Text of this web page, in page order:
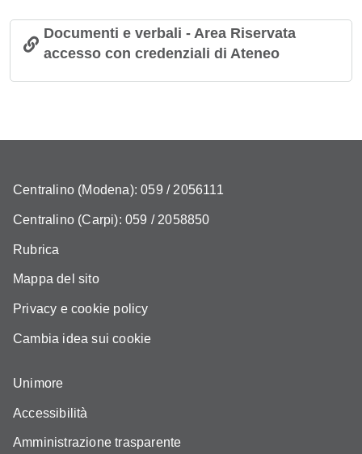
Documenti e verbali - Area Riservata
accesso con credenziali di Ateneo
Centralino (Modena): 059 / 2056111
Centralino (Carpi): 059 / 2058850
Rubrica
Mappa del sito
Privacy e cookie policy
Cambia idea sui cookie
Unimore
Accessibilità
Amministrazione trasparente